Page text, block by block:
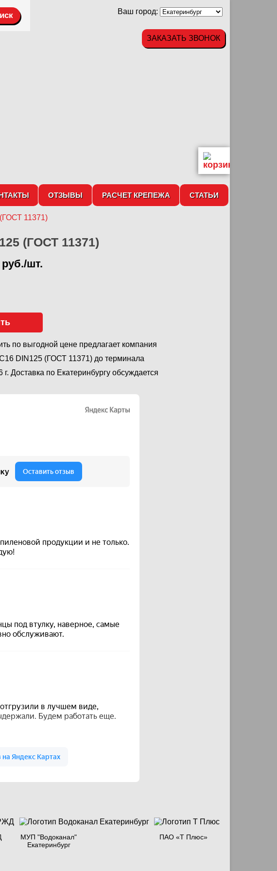
ЗАКАЗАТЬ ЗВОНОК
Ваш город:
ОТЗЫВЫ РАСЧЕТ КРЕПЕЖА СТАТЬИ
11371)
(ГОСТ 11371)
шт.
по выгодной цене предлагает компания
DIN125 (ГОСТ 11371) до терминала
Доставка по Екатеринбургу обсуждается
МУП "Водоканал"
Екатеринбург
ПАО «Т Плюс»